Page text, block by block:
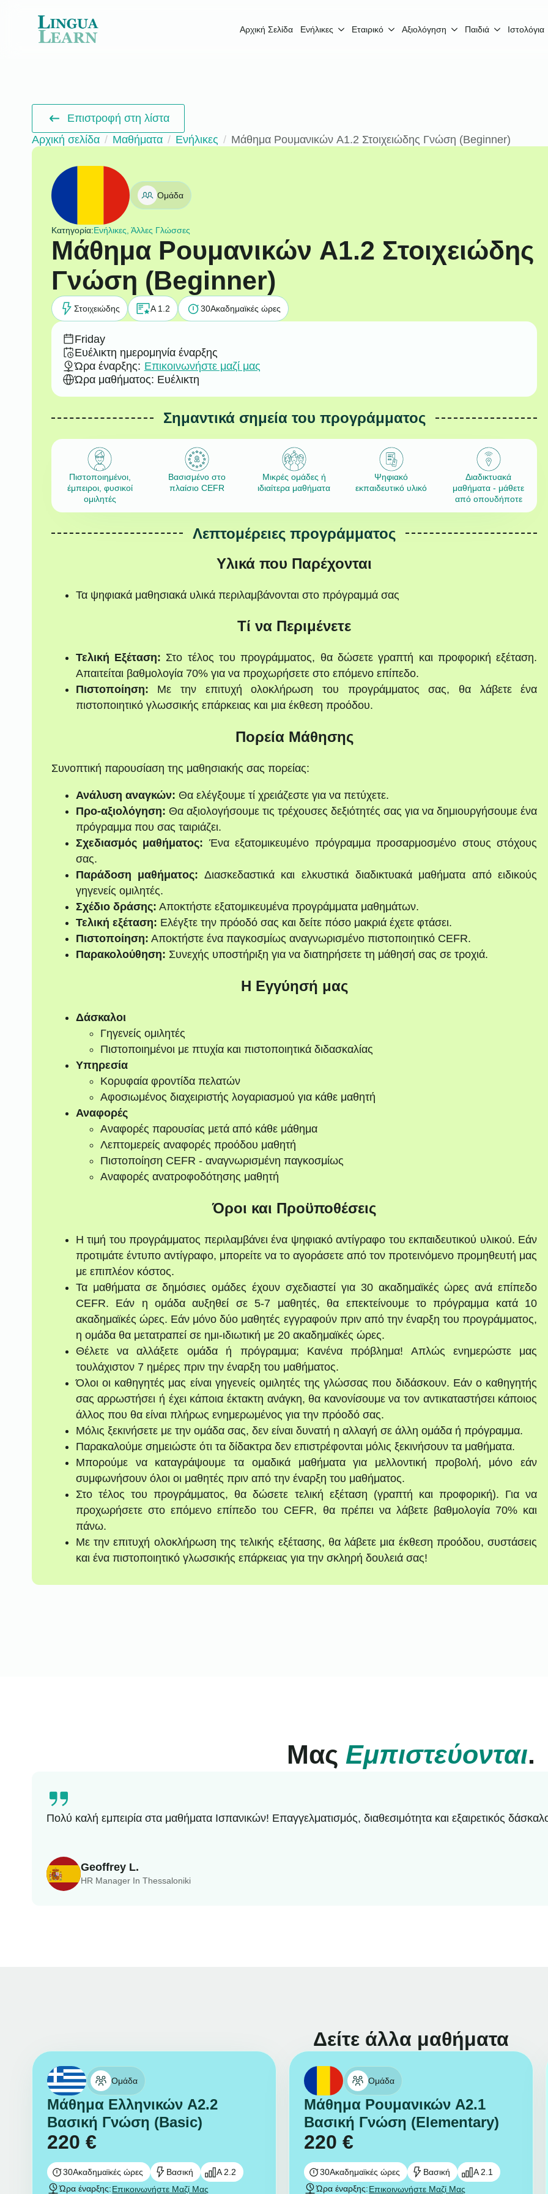
Αρχική Σελίδα Ενήλικες Εταιρικό Αξιολόγηση Παιδιά Ιστολόγια
Επιστροφή στη λίστα
Αρχική σελίδα
Μαθήματα Ενήλικες Μάθημα Ρουμανικών A1.2 Στοιχειώδης Γνώση (Beginner)
Ομάδα
Κατηγορία:Ενήλικες, Άλλες Γλώσσες
Μάθημα Ρουμανικών A1.2 Στοιχειώδης
Γνώση (Beginner)
Στοιχειώδης A 1.2 30Ακαδημαϊκές ώρες
Friday
Ευέλικτη ημερομηνία έναρξης
Ώρα έναρξης: Επικοινωνήστε μαζί μας
Ώρα μαθήματος: Ευέλικτη
Σημαντικά σημεία του προγράμματος
Πιστοποιημένοι,
έμπειροι, φυσικοί
ομιλητές
Βασισμένο στο
πλαίσιο CEFR
Μικρές ομάδες ή
ιδιαίτερα μαθήματα
Ψηφιακό
εκπαιδευτικό υλικό
Διαδικτυακά
μαθήματα - μάθετε
από οπουδήποτε
Λεπτομέρειες προγράμματος
Υλικά που Παρέχονται
Τα ψηφιακά μαθησιακά υλικά περιλαμβάνονται στο πρόγραμμά σας
Τί να Περιμένετε
Τελική Εξέταση: Στο τέλος του προγράμματος, θα δώσετε γραπτή και προφορική εξέταση.
Απαιτείται βαθμολογία 70% για να προχωρήσετε στο επόμενο επίπεδο.
Πιστοποίηση: Με την επιτυχή ολοκλήρωση του προγράμματος σας, θα λάβετε ένα
πιστοποιητικό γλωσσικής επάρκειας και μια έκθεση προόδου.
Πορεία Μάθησης
Συνοπτική παρουσίαση της μαθησιακής σας πορείας:
Ανάλυση αναγκών: Θα ελέγξουμε τί χρειάζεστε για να πετύχετε.
Προ-αξιολόγηση: Θα αξιολογήσουμε τις τρέχουσες δεξιότητές σας για να δημιουργήσουμε ένα
πρόγραμμα που σας ταιριάζει.
Σχεδιασμός μαθήματος: Ένα εξατομικευμένο πρόγραμμα προσαρμοσμένο στους στόχους
σας.
Παράδοση μαθήματος: Διασκεδαστικά και ελκυστικά διαδικτυακά μαθήματα από ειδικούς
γηγενείς ομιλητές.
Σχέδιο δράσης: Αποκτήστε εξατομικευμένα προγράμματα μαθημάτων.
Τελική εξέταση: Ελέγξτε την πρόοδό σας και δείτε πόσο μακριά έχετε φτάσει.
Πιστοποίηση: Αποκτήστε ένα παγκοσμίως αναγνωρισμένο πιστοποιητικό CEFR.
Παρακολούθηση: Συνεχής υποστήριξη για να διατηρήσετε τη μάθησή σας σε τροχιά.
Η Εγγύησή μας
Δάσκαλοι
Γηγενείς ομιλητές
Πιστοποιημένοι με πτυχία και πιστοποιητικά διδασκαλίας
Υπηρεσία
Κορυφαία φροντίδα πελατών
Αφοσιωμένος διαχειριστής λογαριασμού για κάθε μαθητή
Αναφορές
Αναφορές παρουσίας μετά από κάθε μάθημα
Λεπτομερείς αναφορές προόδου μαθητή
Πιστοποίηση CEFR - αναγνωρισμένη παγκοσμίως
Αναφορές ανατροφοδότησης μαθητή
Όροι και Προϋποθέσεις
Η τιμή του προγράμματος περιλαμβάνει ένα ψηφιακό αντίγραφο του εκπαιδευτικού υλικού. Εάν
προτιμάτε έντυπο αντίγραφο, μπορείτε να το αγοράσετε από τον προτεινόμενο προμηθευτή μας
με επιπλέον κόστος.
Τα μαθήματα σε δημόσιες ομάδες έχουν σχεδιαστεί για 30 ακαδημαϊκές ώρες ανά επίπεδο
CEFR. Εάν η ομάδα αυξηθεί σε 5-7 μαθητές, θα επεκτείνουμε το πρόγραμμα κατά 10
ακαδημαϊκές ώρες. Εάν μόνο δύο μαθητές εγγραφούν πριν από την έναρξη του προγράμματος,
η ομάδα θα μετατραπεί σε ημι-ιδιωτική με 20 ακαδημαϊκές ώρες.
Θέλετε να αλλάξετε ομάδα ή πρόγραμμα; Κανένα πρόβλημα! Απλώς ενημερώστε μας
τουλάχιστον 7 ημέρες πριν την έναρξη του μαθήματος.
Όλοι οι καθηγητές μας είναι γηγενείς ομιλητές της γλώσσας που διδάσκουν. Εάν ο καθηγητής
σας αρρωστήσει ή έχει κάποια έκτακτη ανάγκη, θα κανονίσουμε να τον αντικαταστήσει κάποιος
άλλος που θα είναι πλήρως ενημερωμένος για την πρόοδό σας.
Μόλις ξεκινήσετε με την ομάδα σας, δεν είναι δυνατή η αλλαγή σε άλλη ομάδα ή πρόγραμμα.
Παρακαλούμε σημειώστε ότι τα δίδακτρα δεν επιστρέφονται μόλις ξεκινήσουν τα μαθήματα.
Μπορούμε να καταγράψουμε τα ομαδικά μαθήματα για μελλοντική προβολή, μόνο εάν
συμφωνήσουν όλοι οι μαθητές πριν από την έναρξη του μαθήματος.
Στο τέλος του προγράμματος, θα δώσετε τελική εξέταση (γραπτή και προφορική). Για να
προχωρήσετε στο επόμενο επίπεδο του CEFR, θα πρέπει να λάβετε βαθμολογία 70% και
πάνω.
Με την επιτυχή ολοκλήρωση της τελικής εξέτασης, θα λάβετε μια έκθεση προόδου, συστάσεις
και ένα πιστοποιητικό γλωσσικής επάρκειας για την σκληρή δουλειά σας!
Μας Εμπιστεύονται.
Geoffrey L.
HR Manager In Thessaloniki
Πολύ καλή εμπειρία στα μαθήματα Ισπανικών! Επαγγελματισμός, διαθεσιμότητα και εξαιρετικός
Δείτε άλλα μαθήματα
Ομάδα
Μάθημα Ελληνικών A2.2
Βασική Γνώση (Basic)
220 €
30Ακαδημαϊκές ώρες Βασική
A 2.2
Ώρα έναρξης:Επικοινωνήστε Μαζί Μας
Ομάδα
Μάθημα Ρουμανικών A2.1
Βασική Γνώση (Elementary)
220 €
30Ακαδημαϊκές ώρες Βασική
A 2.1
Ώρα έναρξης:Επικοινωνήστε Μαζί Μας